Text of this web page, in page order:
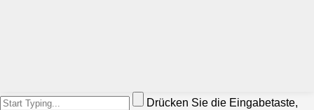
Drücken Sie die Eingabetaste,